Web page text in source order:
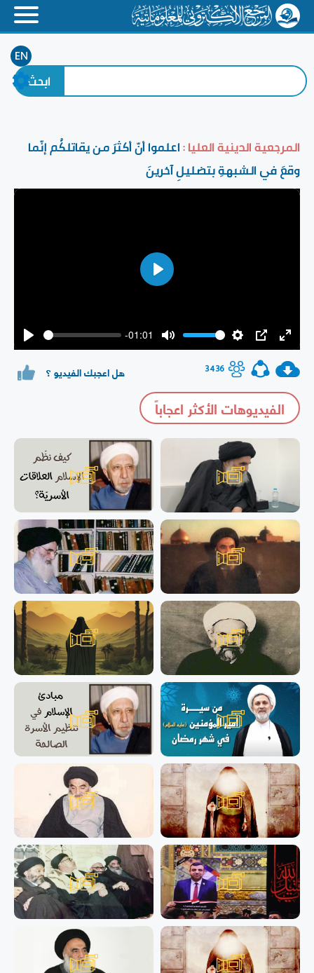
EN
المرجعية الدينية العليا :اعلموا أنّ أكثرَ من يقاتلكُم إنّما
وقعَ في الشبهةِ بتضليلِ آخرينَ
Play
-01:01
Mute
Settings
PIP Enter
Play
3436 هل اعجبك الفيديو ؟
الفيديوهات الأكثر اعجاباً